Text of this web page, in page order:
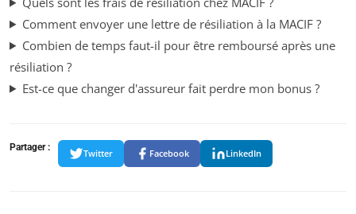
Comment envoyer une lettre de résiliation à la MACIF ?
Combien de temps faut-il pour être remboursé après une
résiliation ?
Est-ce que changer d'assureur fait perdre mon bonus ?
Partager :
Twitter Facebook LinkedIn